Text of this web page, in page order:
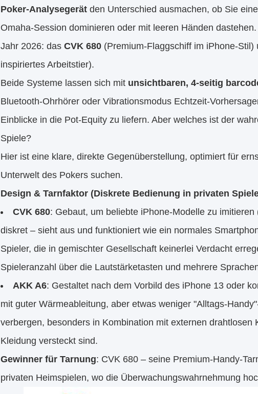
Poker-Analysegerät den Unterschied ausmachen, ob Sie
Omaha-Session dominieren oder mit leeren Händen
Jahr 2026: das CVK 680 (Premium-Flaggschiff im iPhone-Stil)
inspiriertes Arbeitstier).
Beide Systeme lassen sich mit unsichtbaren, 4-seitig
Bluetooth-Ohrhörer oder Vibrationsmodus Echtzeit-
Einblicke in die Pot-Equity zu liefern. Aber welches ist der
Spiele?
Hier ist eine klare, direkte Gegenüberstellung, optimiert für
Unterwelt des Pokers suchen.
Design & Tarnfaktor (Diskrete Bedienung in privaten
CVK 680: Gebaut, um beliebte iPhone-Modelle zu
diskret – sieht aus und funktioniert wie ein normales
Spieler, die in gemischter Gesellschaft keinerlei Verdacht
Spieleranzahl über die Lautstärketasten und mehrere
AKK A6: Gestaltet nach dem Vorbild des iPhone 13 oder
mit guter Wärmeableitung, aber etwas weniger "Alltags-
verbergen, besonders in Kombination mit externen
Kleidung versteckt sind.
Gewinner für Tarnung: CVK 680 – seine Premium-Handy-
privaten Heimspielen, wo die Überwachungswahrnehmung